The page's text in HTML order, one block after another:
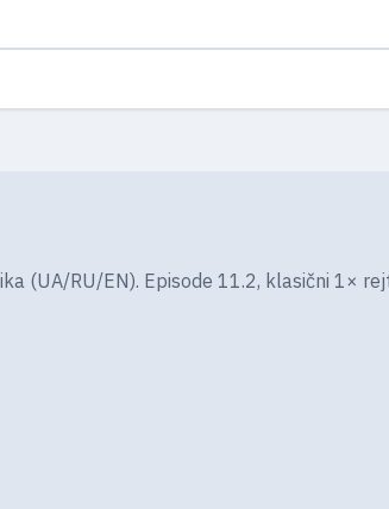
(UA/RU/EN). Episode 11.2, klasični 1×